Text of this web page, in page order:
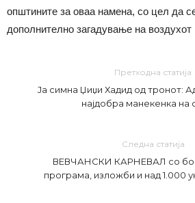
општините за оваа намена, со цел да
дополнително загадување на воздухот
Претходна статија
Ја симна Џиџи Хадид од тронот:
најдобра манекенка на
Следна статија
ВЕВЧАНСКИ КАРНЕВАЛ со
програма, изложби и над 1.000